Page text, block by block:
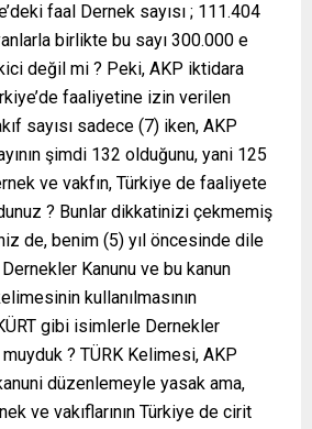
faal Dernek sayısı ; 111.404
birlikte bu sayı 300.000 e
değil mi ? Peki, AKP iktidara
faaliyetine izin verilen
sayısı sadece (7) iken, AKP
şimdi 132 olduğunu, yani 125
ve vakfın, Türkiye de faaliyete
? Bunlar dikkatinizi çekmemiş
de, benim (5) yıl öncesinde dile
Kanunu ve bu kanun
kullanılmasının
gibi isimlerle Dernekler
? TÜRK Kelimesi, AKP
düzenlemeyle yasak ama,
ve vakıflarının Türkiye de cirit